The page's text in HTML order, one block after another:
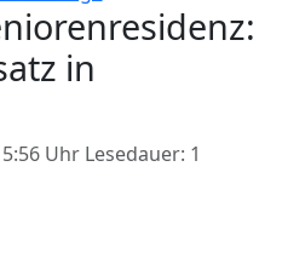
in
Uhr Lesedauer: 1